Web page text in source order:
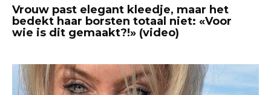
Vrouw past elegant kleedje, maar het
bedekt haar borsten totaal niet: «Voor
wie is dit gemaakt?!» (video)